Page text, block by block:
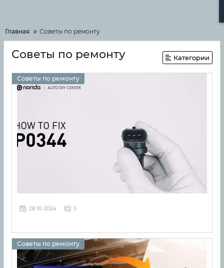
Главная Советы по ремонту
Советы по ремонту Категории
Советы по ремонту
28 10 2024 5
Советы по ремонту